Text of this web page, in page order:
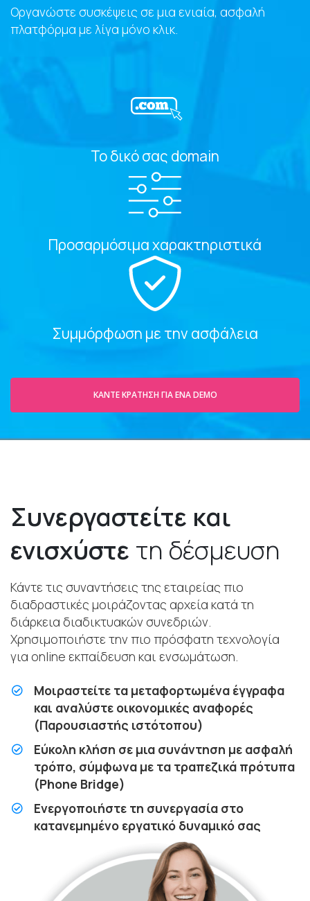
Οργανώστε συσκέψεις σε μια ενιαία, ασφαλή
πλατφόρμα με λίγα μόνο κλικ.
Το δικό σας domain
Προσαρμόσιμα χαρακτηριστικά
Συμμόρφωση με την ασφάλεια
ΚΆΝΤΕ ΚΡΆΤΗΣΗ ΓΙΑ ΈΝΑ DEMO
Συνεργαστείτε και
ενισχύστε τη δέσμευση
Κάντε τις συναντήσεις της εταιρείας πιο
διαδραστικές μοιράζοντας αρχεία κατά τη
διάρκεια διαδικτυακών συνεδριών.
Χρησιμοποιήστε την πιο πρόσφατη τεχνολογία
για online εκπαίδευση και ενσωμάτωση.
Μοιραστείτε τα μεταφορτωμένα έγγραφα
και αναλύστε οικονομικές αναφορές
(Παρουσιαστής ιστότοπου)
Εύκολη κλήση σε μια συνάντηση με ασφαλή
τρόπο, σύμφωνα με τα τραπεζικά πρότυπα
(Phone Bridge)
Ενεργοποιήστε τη συνεργασία στο
κατανεμημένο εργατικό δυναμικό σας